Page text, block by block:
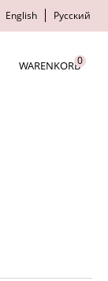
English Русский
WARENKORB0